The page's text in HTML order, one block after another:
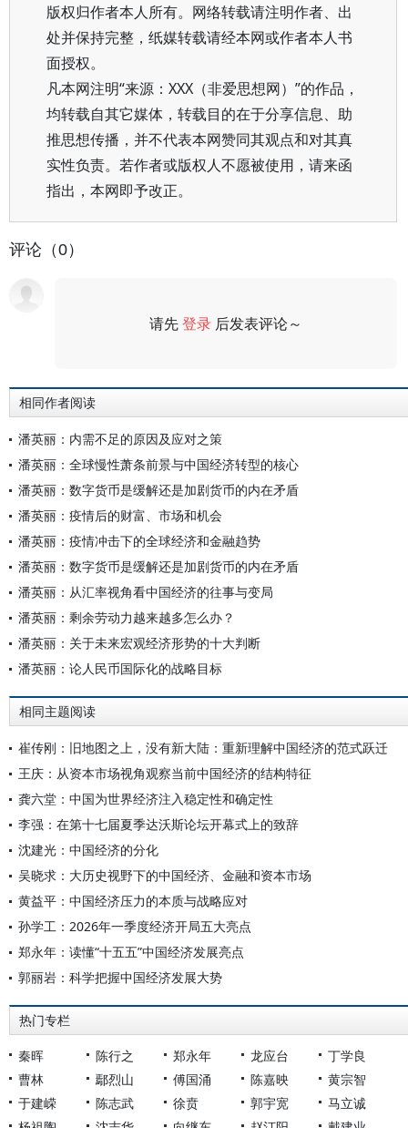
版权归作者本人所有。网络转载请注明作者、出
处并保持完整，纸媒转载请经本网或作者本人书
面授权。
凡本网注明“来源：XXX（非爱思想网）”的作品，
均转载自其它媒体，转载目的在于分享信息、助
推思想传播，并不代表本网赞同其观点和对其真
实性负责。若作者或版权人不愿被使用，请来函
指出，本网即予改正。
评论（0）
请先登录 后发表评论～
相同作者阅读
潘英丽：内需不足的原因及应对之策
潘英丽：全球慢性萧条前景与中国经济转型的核心
潘英丽：数字货币是缓解还是加剧货币的内在矛盾
潘英丽：疫情后的财富、市场和机会
潘英丽：疫情冲击下的全球经济和金融趋势
潘英丽：数字货币是缓解还是加剧货币的内在矛盾
潘英丽：从汇率视角看中国经济的往事与变局
潘英丽：剩余劳动力越来越多怎么办？
潘英丽：关于未来宏观经济形势的十大判断
潘英丽：论人民币国际化的战略目标
相同主题阅读
崔传刚：旧地图之上，没有新大陆：重新理解中国经济的范式跃迁
王庆：从资本市场视角观察当前中国经济的结构特征
龚六堂：中国为世界经济注入稳定性和确定性
李强：在第十七届夏季达沃斯论坛开幕式上的致辞
沈建光：中国经济的分化
吴晓求：大历史视野下的中国经济、金融和资本市场
黄益平：中国经济压力的本质与战略应对
孙学工：2026年一季度经济开局五大亮点
郑永年：读懂“十五五”中国经济发展亮点
郭丽岩：科学把握中国经济发展大势
热门专栏
秦晖 陈行之 郑永年 龙应台
丁学良
曹林
鄢烈山 傅国涌 陈嘉映
黄宗智
于建嵘
陈志武 徐贲 郭宇宽
马立诚